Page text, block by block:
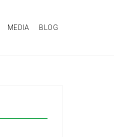
MEDIA BLOG